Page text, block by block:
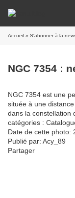
Accueil » S'abonner à la
NGC 7354 :
NGC 7354 est une
située à une
dans la constellation
catégories :
Date de cette photo:
Publié par: Acy_89
Partager